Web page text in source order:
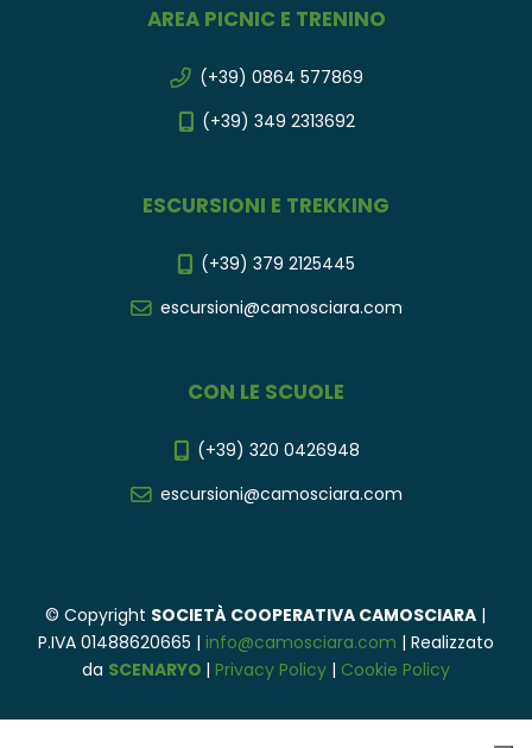
AREA PICNIC E TRENINO
(+39) 0864 577869
(+39) 349 2313692
ESCURSIONI E TREKKING
(+39) 379 2125445
escursioni@camosciara.com
CON LE SCUOLE
(+39) 320 0426948
escursioni@camosciara.com
© Copyright SOCIETÀ COOPERATIVA CAMOSCIARA |
P.IVA 01488620665 | info@camosciara.com | Realizzato
da SCENARYO | Privacy Policy| Cookie Policy